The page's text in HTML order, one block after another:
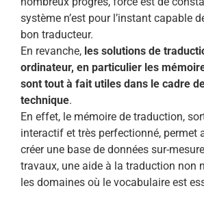
système n’est pour l’instant capable
bon traducteur.
En revanche, les solutions de
ordinateur, en particulier les
sont tout à fait utiles dans le cadre
technique.
En effet, le mémoire de traduction,
interactif et très perfectionné, permet
créer une base de données sur-
travaux, une aide à la traduction non
les domaines où le vocabulaire est